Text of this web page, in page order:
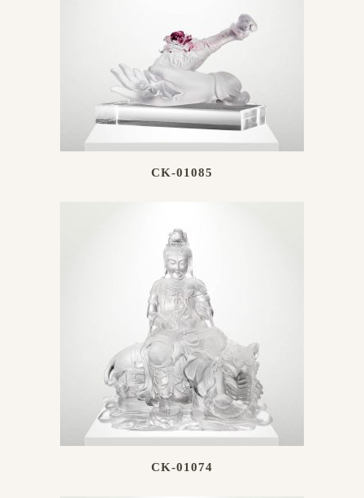
CK-01085
CK-01074